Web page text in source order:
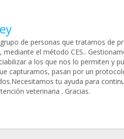
de personas que tratamos de
el método CES..
a los que nos lo permiten y
capturamos, pasan por un
tu ayuda para
veterinaria . Gracias.